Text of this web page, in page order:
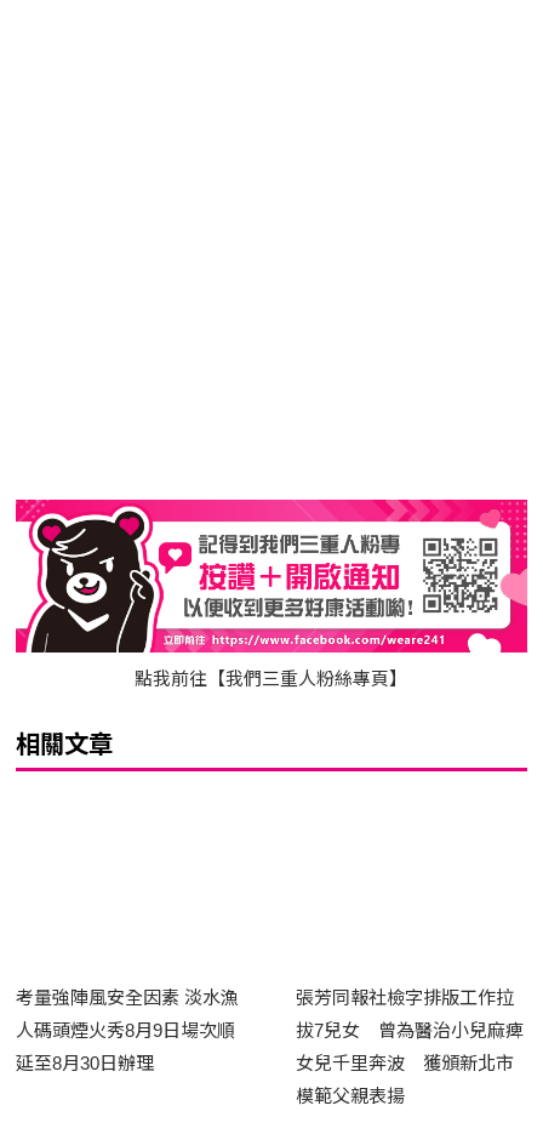
點我前往【我們三重人粉絲專頁】
相關文章
考量強陣風安全因素 淡水漁
人碼頭煙火秀8月9日場次順
延至8月30日辦理
張芳同報社檢字排版工作拉
拔7兒女 曾為醫治小兒麻痺
女兒千里奔波 獲頒新北市
模範父親表揚